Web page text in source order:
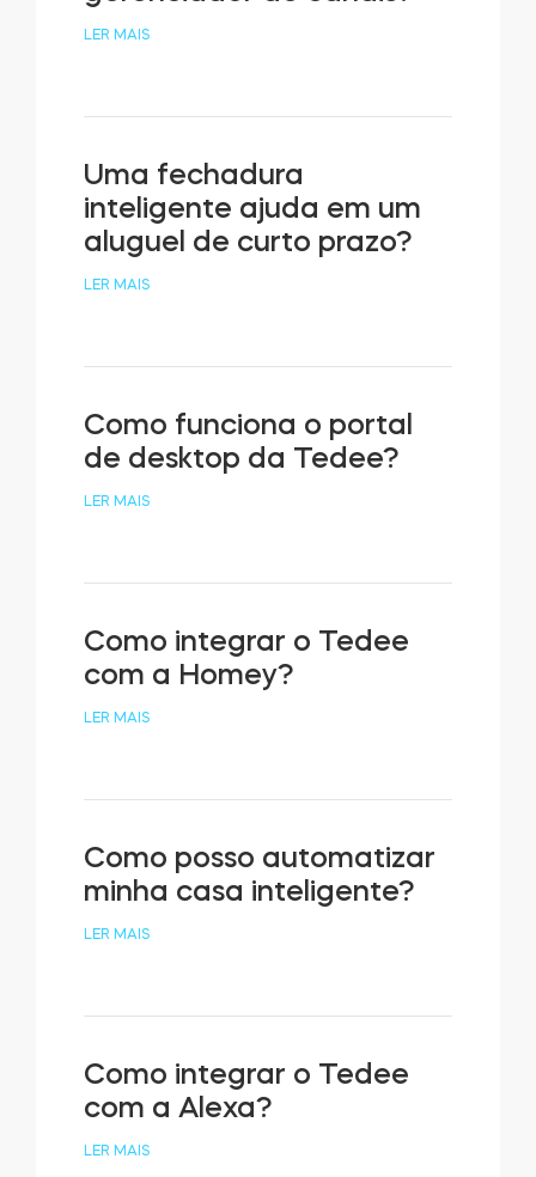
LER MAIS
Uma fechadura
inteligente ajuda em um
aluguel de curto prazo?
LER MAIS
Como funciona o portal
de desktop da Tedee?
LER MAIS
Como integrar o Tedee
com a Homey?
LER MAIS
Como posso automatizar
minha casa inteligente?
LER MAIS
Como integrar o Tedee
com a Alexa?
LER MAIS